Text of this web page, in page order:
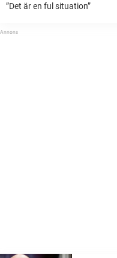
”Det är en ful situation”